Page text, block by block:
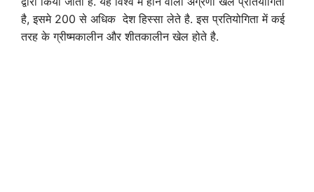
है, इसमे 200 से अधिक देश हिस्सा लेते है. इस प्रतियोगिता में कई
तरह के ग्रीष्मकालीन और शीतकालीन खेल होते है.